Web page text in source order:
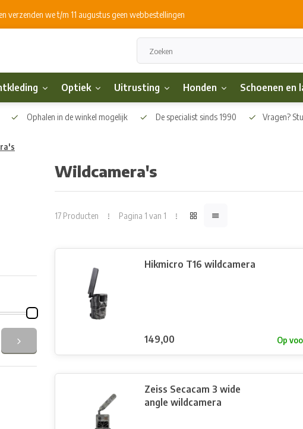
verzenden we t/m 11 augustus geen webbestellingen
Optiek Uitrusting Honden Schoenen en
Ophalen in de winkel mogelijk De specialist sinds 1990 Vragen?
Wildcamera's
17 Producten Pagina 1 van 1
Hikmicro T16 wildcamera
149,00 Op
Zeiss Secacam 3 wide
angle wildcamera